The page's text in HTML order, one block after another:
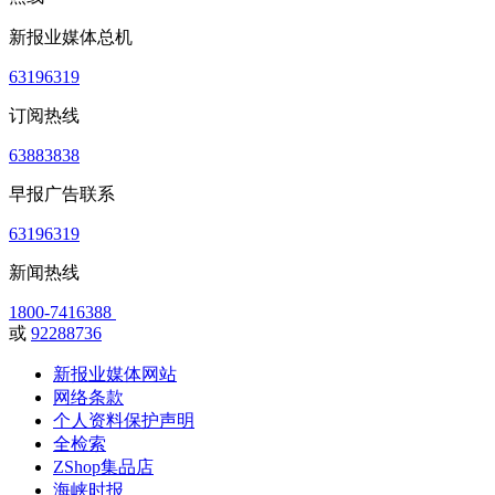
新报业媒体总机
63196319
订阅热线
63883838
早报广告联系
63196319
新闻热线
1800-7416388
或 92288736
新报业媒体网站
网络条款
个人资料保护声明
全检索
ZShop集品店
海峡时报